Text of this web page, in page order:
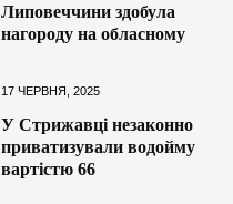
Липовеччини здобула
нагороду на обласному
17 ЧЕРВНЯ, 2025
У Стрижавці незаконно
приватизували водойму
вартістю 66